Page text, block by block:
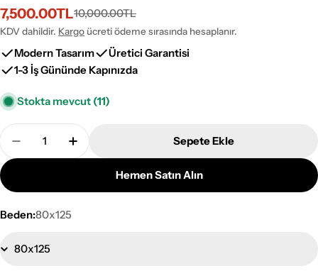
İndirimli
fiyat
7,500.00TL
Normal
fiyat
10,000.00TL
KDV dahildir. Kargo ücreti ödeme sırasında hesaplanır.
Modern Tasarım
Üretici Garantisi
1-3 İş Gününde Kapınızda
Stokta mevcut (11)
Adet
Kumkapı Serisi 0544U Lüks Modal Seccade -
Kumkapı Serisi 0544U Lüks Modal
Sepete Ekle
Hemen Satın Alın
Beden:80x125